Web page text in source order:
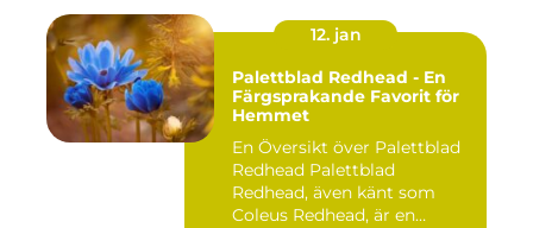
12. jan
Palettblad Redhead - En
Färgsprakande Favorit för
Hemmet
En Översikt över Palettblad
Redhead Palettblad
Redhead, även känt som
Coleus Redhead, är en